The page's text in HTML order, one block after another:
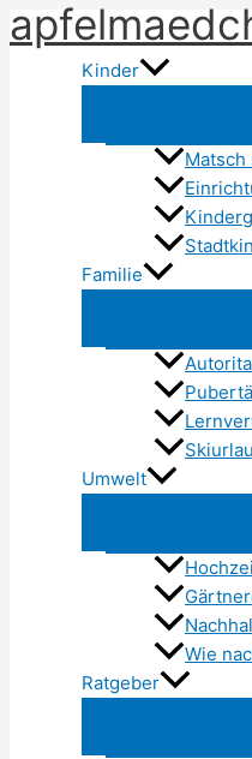
Zum
Inhalt
springenKinder
Familie
Umwelt
Wie
Ratgeber